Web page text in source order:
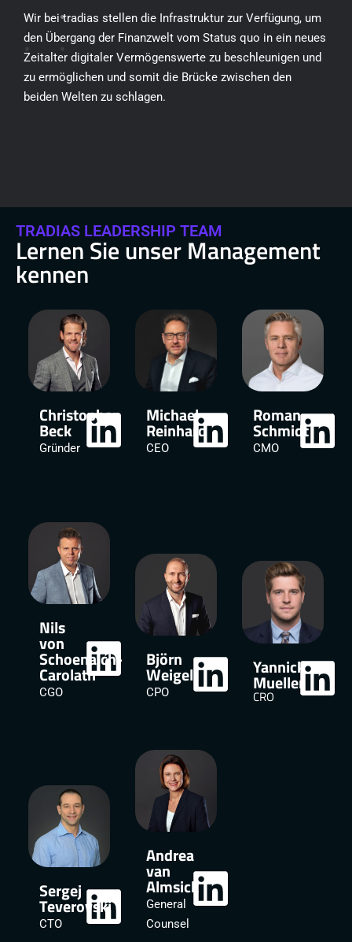
Wir bei tradias stellen die Infrastruktur zur Verfügung, um
den Übergang der Finanzwelt vom Status quo in ein neues
Zeitalter digitaler Vermögenswerte zu beschleunigen und
zu ermöglichen und somit die Brücke zwischen den
beiden Welten zu schlagen.
TRADIAS LEADERSHIP TEAM
Lernen Sie unser Management
kennen
Christopher
Beck
Gründer
Michael
Reinhard
CEO
Roman
Schmidt
CMO
Nils
von
Schoenaich-
Carolath​
CGO
Björn
Weigel​
CPO
Yannick
Mueller
CRO
Sergej
Teverovski
CTO
Andrea
van
Almsick
General
Counsel